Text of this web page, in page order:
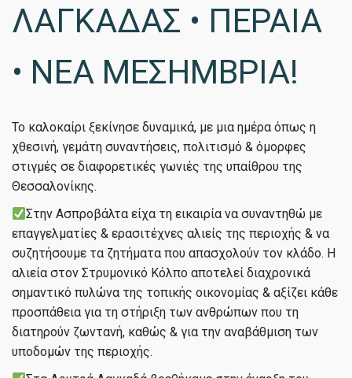
ΛΑΓΚΑΔΑΣ • ΠΕΡΑΙΑ
• ΝΕΑ ΜΕΣΗΜΒΡΙΑ!
Το καλοκαίρι ξεκίνησε δυναμικά, με μια ημέρα όπως η
χθεσινή, γεμάτη συναντήσεις, πολιτισμό & όμορφες
στιγμές σε διαφορετικές γωνιές της υπαίθρου της
Θεσσαλονίκης.
Στην Ασπροβάλτα είχα τη εικαιρία να συναντηθώ με
επαγγελματίες & ερασιτέχνες αλιείς της περιοχής & να
συζητήσουμε τα ζητήματα που απασχολούν τον κλάδο. Η
αλιεία στον Στρυμονικό Κόλπο αποτελεί διαχρονικά
σημαντικό πυλώνα της τοπικής οικονομίας & αξίζει κάθε
προσπάθεια για τη στήριξη των ανθρώπων που τη
διατηρούν ζωντανή, καθώς & για την αναβάθμιση των
υποδομών της περιοχής.